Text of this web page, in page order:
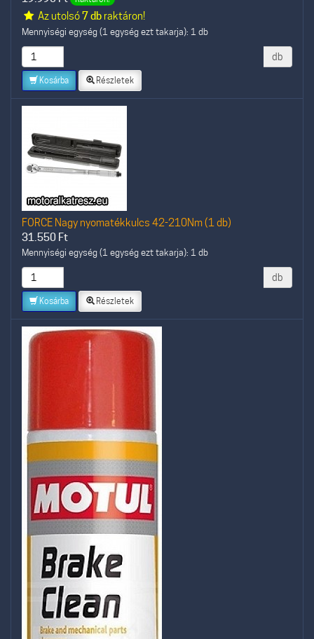
Az utolsó7 dbraktáron!
Mennyiségi egység (1 egység ezt takarja): 1 db
db
Kosárba Részletek
FORCE Nagy nyomatékkulcs 42-210Nm (1 db)
31.550 Ft
Mennyiségi egység (1 egység ezt takarja): 1 db
db
Kosárba Részletek